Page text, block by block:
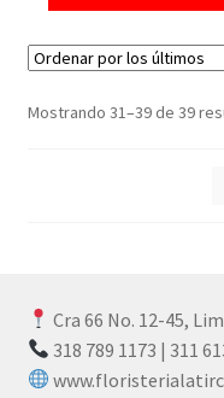
Mostrando 31–39 de 39
Cra 66 No. 12-45,
318 789 1173 | 311